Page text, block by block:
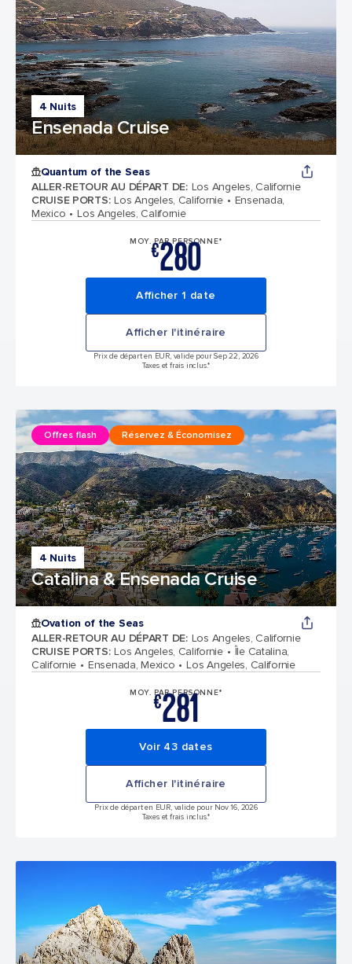
4 Nuits
Ensenada Cruise
Quantum of the Seas
ALLER-RETOUR AU DÉPART DE: Los Angeles, Californie
CRUISE PORTS: Los Angeles, Californie
Ensenada,
Mexico
Los Angeles, Californie
MOY. PAR PERSONNE*
€280
Afficher 1 date
Afficher l'itinéraire
Prix de départ en EUR, valide pour Sep 22, 2026
Taxes et frais inclus.*
4 Nuits
Catalina & Ensenada Cruise
Offres flash Réservez & Économisez
Ovation of the Seas
ALLER-RETOUR AU DÉPART DE: Los Angeles, Californie
CRUISE PORTS: Los Angeles, Californie
Île Catalina,
Californie
Ensenada, Mexico Los Angeles, Californie
MOY. PAR PERSONNE*
€281
Voir 43 dates
Afficher l'itinéraire
Prix de départ en EUR, valide pour Nov 16, 2026
Taxes et frais inclus.*